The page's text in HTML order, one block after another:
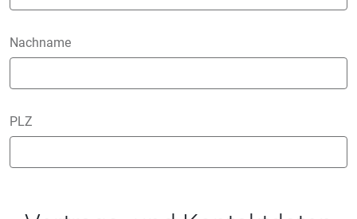
Nachname
PLZ